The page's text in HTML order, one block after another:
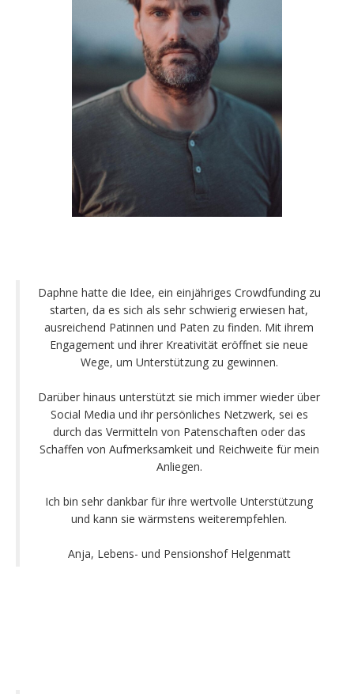
Daphne hatte die Idee, ein einjähriges Crowdfunding zu
starten, da es sich als sehr schwierig erwiesen hat,
ausreichend Patinnen und Paten zu finden. Mit ihrem
Engagement und ihrer Kreativität eröffnet sie neue
Wege, um Unterstützung zu gewinnen.
Darüber hinaus unterstützt sie mich immer wieder über
Social Media und ihr persönliches Netzwerk, sei es
durch das Vermitteln von Patenschaften oder das
Schaffen von Aufmerksamkeit und Reichweite für mein
Anliegen.
Ich bin sehr dankbar für ihre wertvolle Unterstützung
und kann sie wärmstens weiterempfehlen.
Anja, Lebens- und Pensionshof Helgenmatt